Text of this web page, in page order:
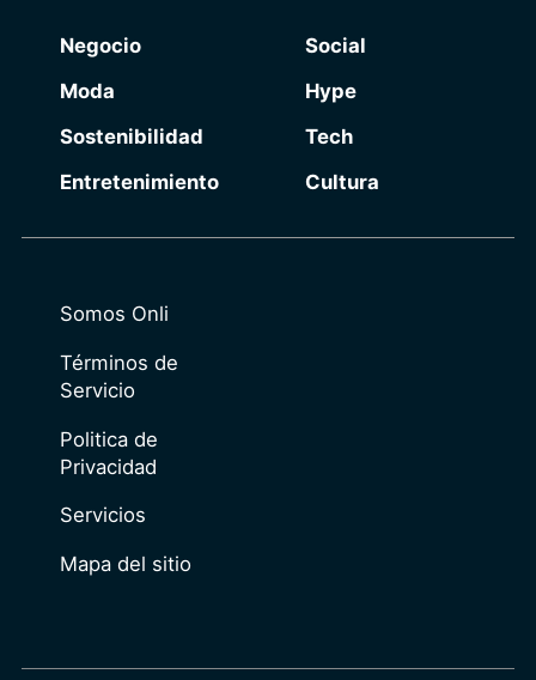
Negocio
Moda
Sostenibilidad
Entretenimiento
Social
Hype
Tech
Cultura
Somos Onli
Términos de
Servicio
Politica de
Privacidad
Servicios
Mapa del sitio